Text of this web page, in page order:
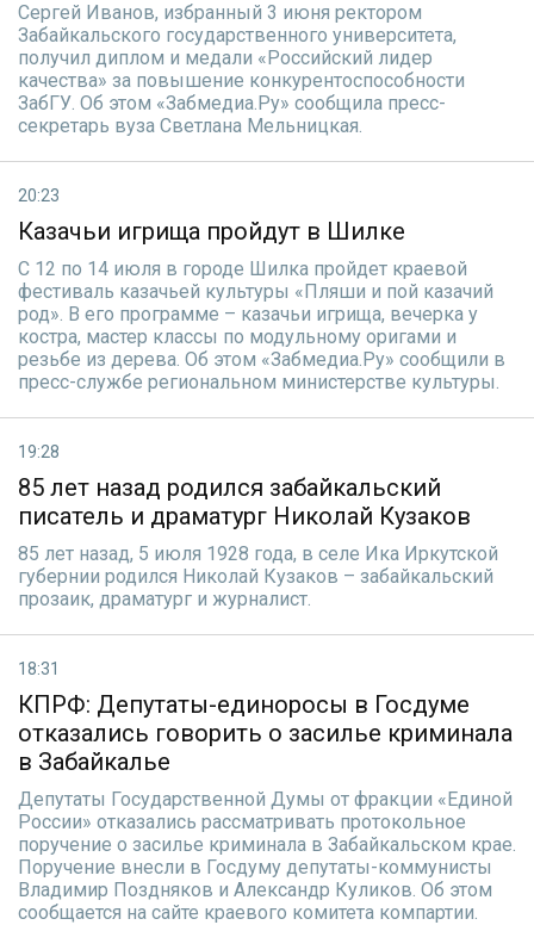
Сергей Иванов, избранный 3 июня ректором
Забайкальского государственного университета,
получил диплом и медали «Российский лидер
качества» за повышение конкурентоспособности
ЗабГУ. Об этом «Забмедиа.Ру» сообщила пресс-
секретарь вуза Светлана Мельницкая.
20:23
Казачьи игрища пройдут в Шилке
С 12 по 14 июля в городе Шилка пройдет краевой
фестиваль казачьей культуры «Пляши и пой казачий
род». В его программе – казачьи игрища, вечерка у
костра, мастер классы по модульному оригами и
резьбе из дерева. Об этом «Забмедиа.Ру» сообщили в
пресс-службе региональном министерстве культуры.
19:28
85 лет назад родился забайкальский
писатель и драматург Николай Кузаков
85 лет назад, 5 июля 1928 года, в селе Ика Иркутской
губернии родился Николай Кузаков – забайкальский
прозаик, драматург и журналист.
18:31
КПРФ: Депутаты-единоросы в Госдуме
отказались говорить о засилье криминала
в Забайкалье
Депутаты Государственной Думы от фракции «Единой
России» отказались рассматривать протокольное
поручение о засилье криминала в Забайкальском крае.
Поручение внесли в Госдуму депутаты-коммунисты
Владимир Поздняков и Александр Куликов. Об этом
сообщается на сайте краевого комитета компартии.